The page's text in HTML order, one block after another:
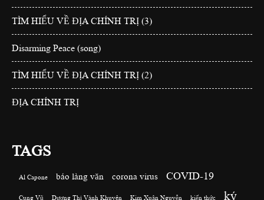
TÌM HIỂU VỀ ĐỊA CHÍNH TRỊ (3)
Disarming Peace (song)
TÌM HIỂU VỀ ĐỊA CHÍNH TRỊ (2)
ĐỊA CHÍNH TRỊ
TAGS
Al Capone báo làng văn corona virus COVID-19
Cung Vũ Dương Thị Vành Khuyên Kim Xuân Nguyễn kiến thức ký